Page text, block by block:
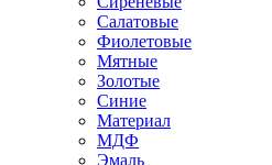
Салатовые
Фиолетовые
Мятные
Золотые
Синие
Материал
МДФ
Эмаль